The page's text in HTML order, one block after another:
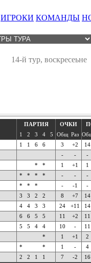
ИГРОКИ КОМАНДЫ
14-й тур, воскресеьне
ПАРТИЯ ОЧКИ
1
2 3 4 5 Общ Раз
1 1 6 6 3 +2 14
- - -
* * 1 +1 1
* * * * - - -
* * * - -1 -
3 3 2 2 8 +7 14
4 4 3 3 24 +11 14
6 6 5 5 11 +2 11
5 5 4 4 10 - 11
* 1 +1 2
* * 1 - 4
2 2 1 1 7 -2 16